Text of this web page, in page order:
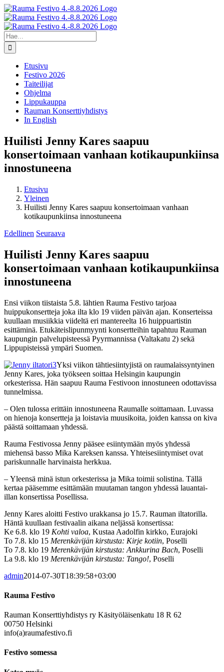
Skip
to
content
Facebook
X
Instagram
YouTube
Etsi
...
Etusivu
Festivo 2026
Taiteilijat
Ohjelma
Lippukauppa
Rauman Konserttiyhdistys
In English
Huilisti Jenny Kares saapuu
konsertoimaan vanhaan kotikaupunkiinsa
innostuneena
Etusivu
Yleinen
Huilisti Jenny Kares saapuu konsertoimaan vanhaan
kotikaupunkiinsa innostuneena
Edellinen Seuraava
Huilisti Jenny Kares saapuu
konsertoimaan vanhaan kotikaupunkiinsa
innostuneena
Ensi viikon tiistaista 5.8. lähtien Rauma Festivo tarjoaa
huippukonsertteja joka ilta klo 19 viiden päivän ajan. Konserteissa
kuullaan musiikkia viideltä eri mantereelta 16 huippuartistin
esittäminä. Etukäteislipunmyynti konsertteihin tapahtuu Rauman
kaupungin palvelupisteessä Pyyrmannissa (Valtakatu 2) sekä
Lippupisteissä ympäri Suomen.
Yksi viikon tähtiesiintyjistä on raumalaissyntyinen
Jenny Kares, joka työkseen soittaa Helsingin kaupungin
orkesterissa. Hän saapuu Rauma Festivoon innostuneen odottavissa
tunnelmissa.
– Olen tulossa erittäin innostuneena Raumalle soittamaan. Luvassa
on hienoja konsertteja ja loistavia muusikoita, joiden kanssa on kiva
päästä soittamaan yhdessä.
Rauma Festivossa Jenny pääsee esiintymään myös yhdessä
miehensä basso Mika Kareksen kanssa. Yhteisesiintymiset ovat
pariskunnalle harvinaista herkkua.
– Yleensä minä istun orkesterissa ja Mika toimii solistina. Tällä
kertaa pääsemme esittämään muutaman tangon yhdessä lauantai-
illan konsertissa Posellissa.
Jenny Kares aloitti Festivo urakkansa jo 15.7. Rauman iltatorilla.
Häntä kuullaan festivaalin aikana neljässä konsertissa:
Ke 6.8. klo 19 Kohti valoa, Kustaa Aadolfin kirkko, Eurajoki
To 7.8. klo 15 Merenkävijän kirstusta: Kirje kotiin, Poselli
To 7.8. klo 19 Merenkävijän kirstusta: Ankkurina Bach, Poselli
La 9.8. klo 19 Merenkävijän kirstusta: Tango!, Poselli
admin2014-07-30T18:39:58+03:00
Rauma Festivo
Rauman Konserttiyhdistys ry Käsityöläisenkatu 18 R 62
00750 Helsinki
info(a)raumafestivo.fi
Festivo somessa